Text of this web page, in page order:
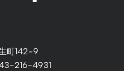
町142-9
216-4931